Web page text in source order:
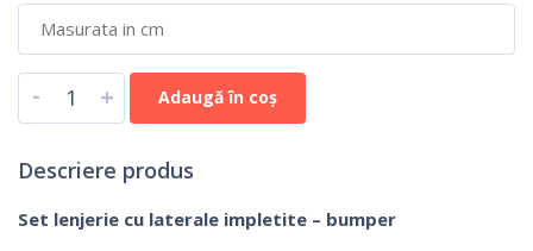
- + Adaugă în coș
Descriere produs
Set lenjerie cu laterale impletite – bumper